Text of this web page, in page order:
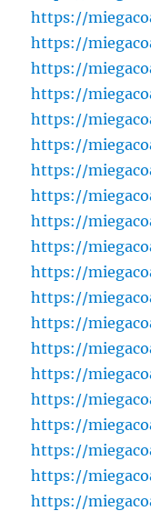
https://
https://
https://
https://
https://
https://
https://
https://
https://
https://
https://
https://
https://
https://
https://
https://
https://
https://
https://
https://